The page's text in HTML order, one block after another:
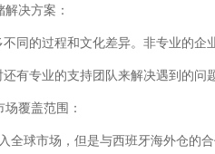
决方案：
同的过程和文化差异。非专业的
有专业的支持团队来解决遇到的问题
覆盖范围：
全球市场，但是与西班牙海外仓的